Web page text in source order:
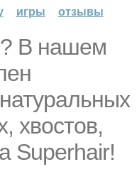
игры отзывы
В нашем
хвостов,
Superhair!